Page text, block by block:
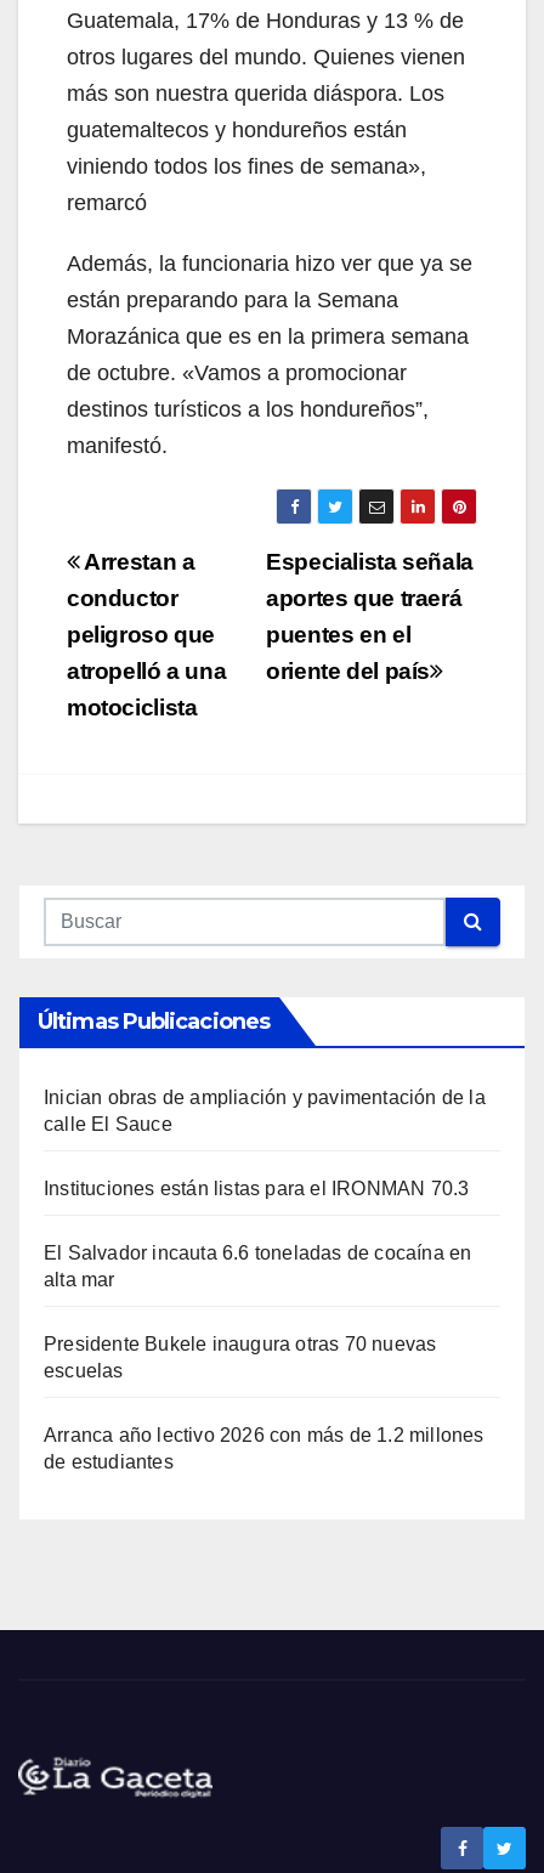
Guatemala, 17% de Honduras y 13 % de
otros lugares del mundo. Quienes vienen
más son nuestra querida diáspora. Los
guatemaltecos y hondureños están
viniendo todos los fines de semana»,
remarcó
Además, la funcionaria hizo ver que ya se
están preparando para la Semana
Morazánica que es en la primera semana
de octubre. «Vamos a promocionar
destinos turísticos a los hondureños”,
manifestó.
Navegación
de
entradas
Especialista señala
aportes que traerá
puentes en el
oriente del país
Arrestan a
conductor
peligroso que
atropelló a una
motociclista
Últimas Publicaciones
Inician obras de ampliación y pavimentación de la
calle El Sauce
Instituciones están listas para el IRONMAN 70.3
El Salvador incauta 6.6 toneladas de cocaína en
alta mar
Presidente Bukele inaugura otras 70 nuevas
escuelas
Arranca año lectivo 2026 con más de 1.2 millones
de estudiantes